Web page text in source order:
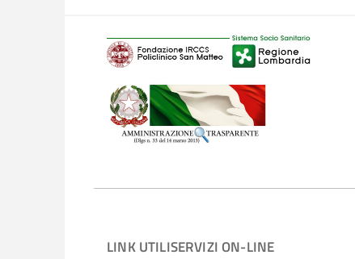
LINK UTILISERVIZI ON-LINE